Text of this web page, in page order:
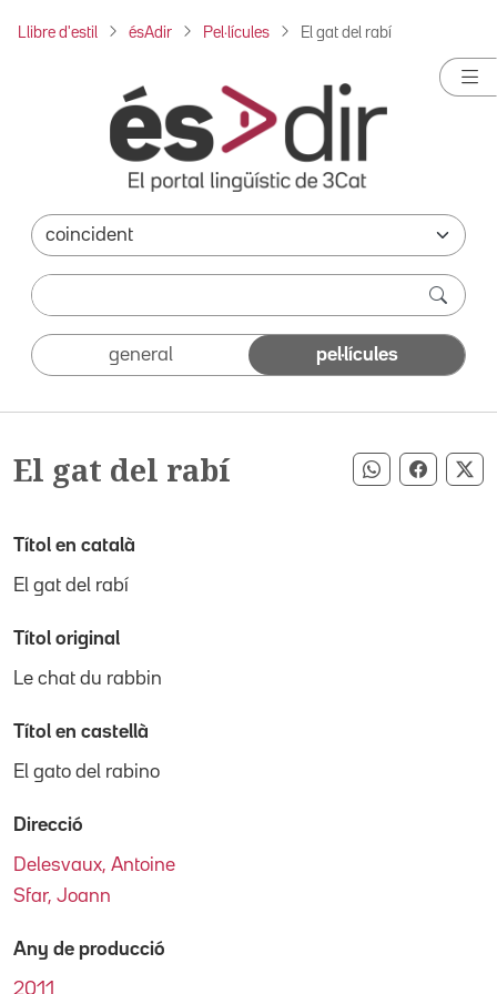
Llibre d'estil ésAdir Pel·lícules El gat del rabí
general pel·lícules
El gat del rabí Compartir
Títol en català
El gat del rabí
Títol original
Le chat du rabbin
Títol en castellà
El gato del rabino
Direcció
Delesvaux, Antoine
Sfar, Joann
Any de producció
2011